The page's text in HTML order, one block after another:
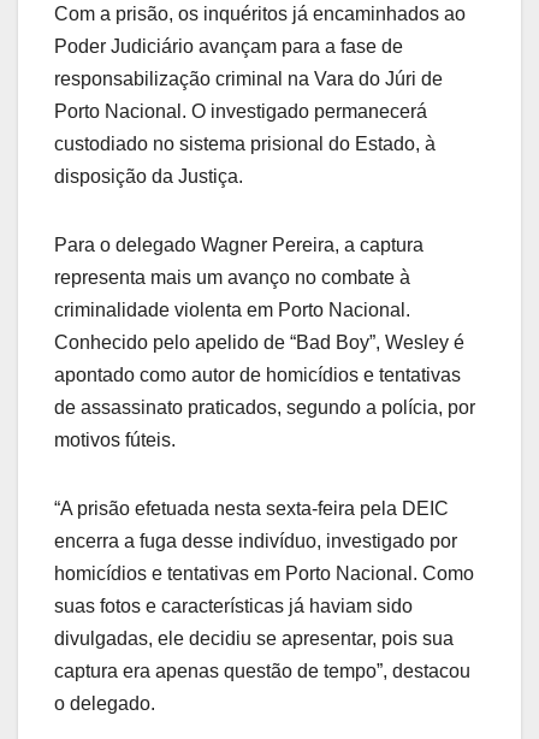
Com a prisão, os inquéritos já encaminhados ao
Poder Judiciário avançam para a fase de
responsabilização criminal na Vara do Júri de
Porto Nacional. O investigado permanecerá
custodiado no sistema prisional do Estado, à
disposição da Justiça.
Para o delegado Wagner Pereira, a captura
representa mais um avanço no combate à
criminalidade violenta em Porto Nacional.
Conhecido pelo apelido de “Bad Boy”, Wesley é
apontado como autor de homicídios e tentativas
de assassinato praticados, segundo a polícia, por
motivos fúteis.
“A prisão efetuada nesta sexta-feira pela DEIC
encerra a fuga desse indivíduo, investigado por
homicídios e tentativas em Porto Nacional. Como
suas fotos e características já haviam sido
divulgadas, ele decidiu se apresentar, pois sua
captura era apenas questão de tempo”, destacou
o delegado.